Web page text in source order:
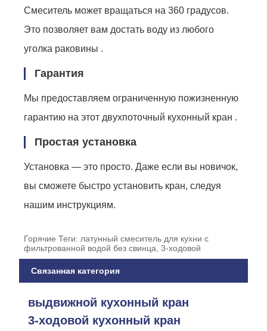
Смеситель может вращаться на 360 градусов.
Это позволяет вам достать воду из любого
уголка раковины .
Гарантия
Мы предоставляем ограниченную пожизненную
гарантию на этот двухпоточный кухонный кран .
Простая установка
Установка — это просто. Даже если вы новичок,
вы сможете быстро установить кран, следуя
нашим инструкциям.
Горячие Теги: латунный смеситель для кухни с
фильтрованной водой без свинца, 3-ходовой
Связанная категория
выдвижной кухонный кран
3-ходовой кухонный кран